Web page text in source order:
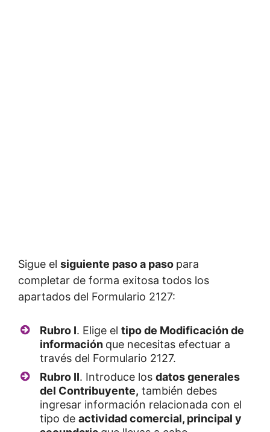
Sigue el siguiente paso a paso para
completar de forma exitosa todos los
apartados del Formulario 2127:
Rubro I. Elige el tipo de Modificación de
información que necesitas efectuar a
través del Formulario 2127.
Rubro II. Introduce los datos generales
del Contribuyente, también debes
ingresar información relacionada con el
tipo de actividad comercial, principal y